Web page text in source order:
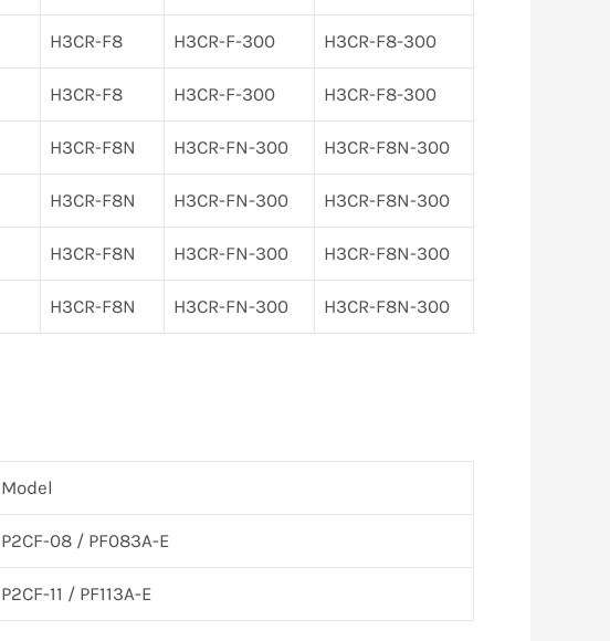
H3CR-F8 H3CR-F-300 H3CR-F8-300
H3CR-F8 H3CR-F-300 H3CR-F8-300
H3CR-F8N H3CR-FN-300 H3CR-F8N-300
H3CR-F8N H3CR-FN-300 H3CR-F8N-300
H3CR-F8N H3CR-FN-300 H3CR-F8N-300
H3CR-F8N H3CR-FN-300 H3CR-F8N-300
Model
P2CF-08 / PF083A-E
P2CF-11 / PF113A-E